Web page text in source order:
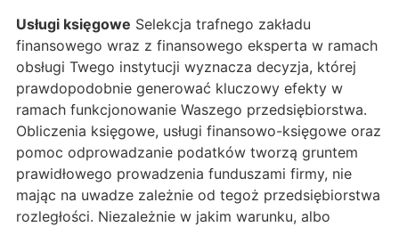
Usługi księgowe Selekcja trafnego zakładu
finansowego wraz z finansowego eksperta w ramach
obsługi Twego instytucji wyznacza decyzja, której
prawdopodobnie generować kluczowy efekty w
ramach funkcjonowanie Waszego przedsiębiorstwa.
Obliczenia księgowe, usługi finansowo-księgowe oraz
pomoc odprowadzanie podatków tworzą gruntem
prawidłowego prowadzenia funduszami firmy, nie
mając na uwadze zależnie od tegoż przedsiębiorstwa
rozległości. Niezależnie w jakim warunku, albo